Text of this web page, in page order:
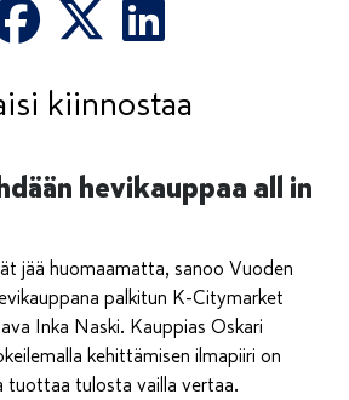
kiinnostaa
hevikauppaa all in
jää huomaamatta, sanoo Vuoden
palkitun K-Citymarket
Inka Naski. Kauppias Oskari
kehittämisen ilmapiiri on
tuottaa tulosta vailla vertaa.